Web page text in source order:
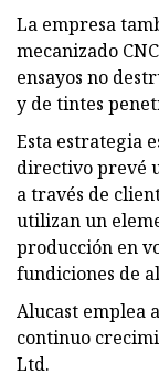
La empresa
mecanizado
ensayos no
y de tintes
Esta estrategia
directivo prevé
a través de
utilizan un
producción en
fundiciones de
Alucast emplea
continuo
Ltd.